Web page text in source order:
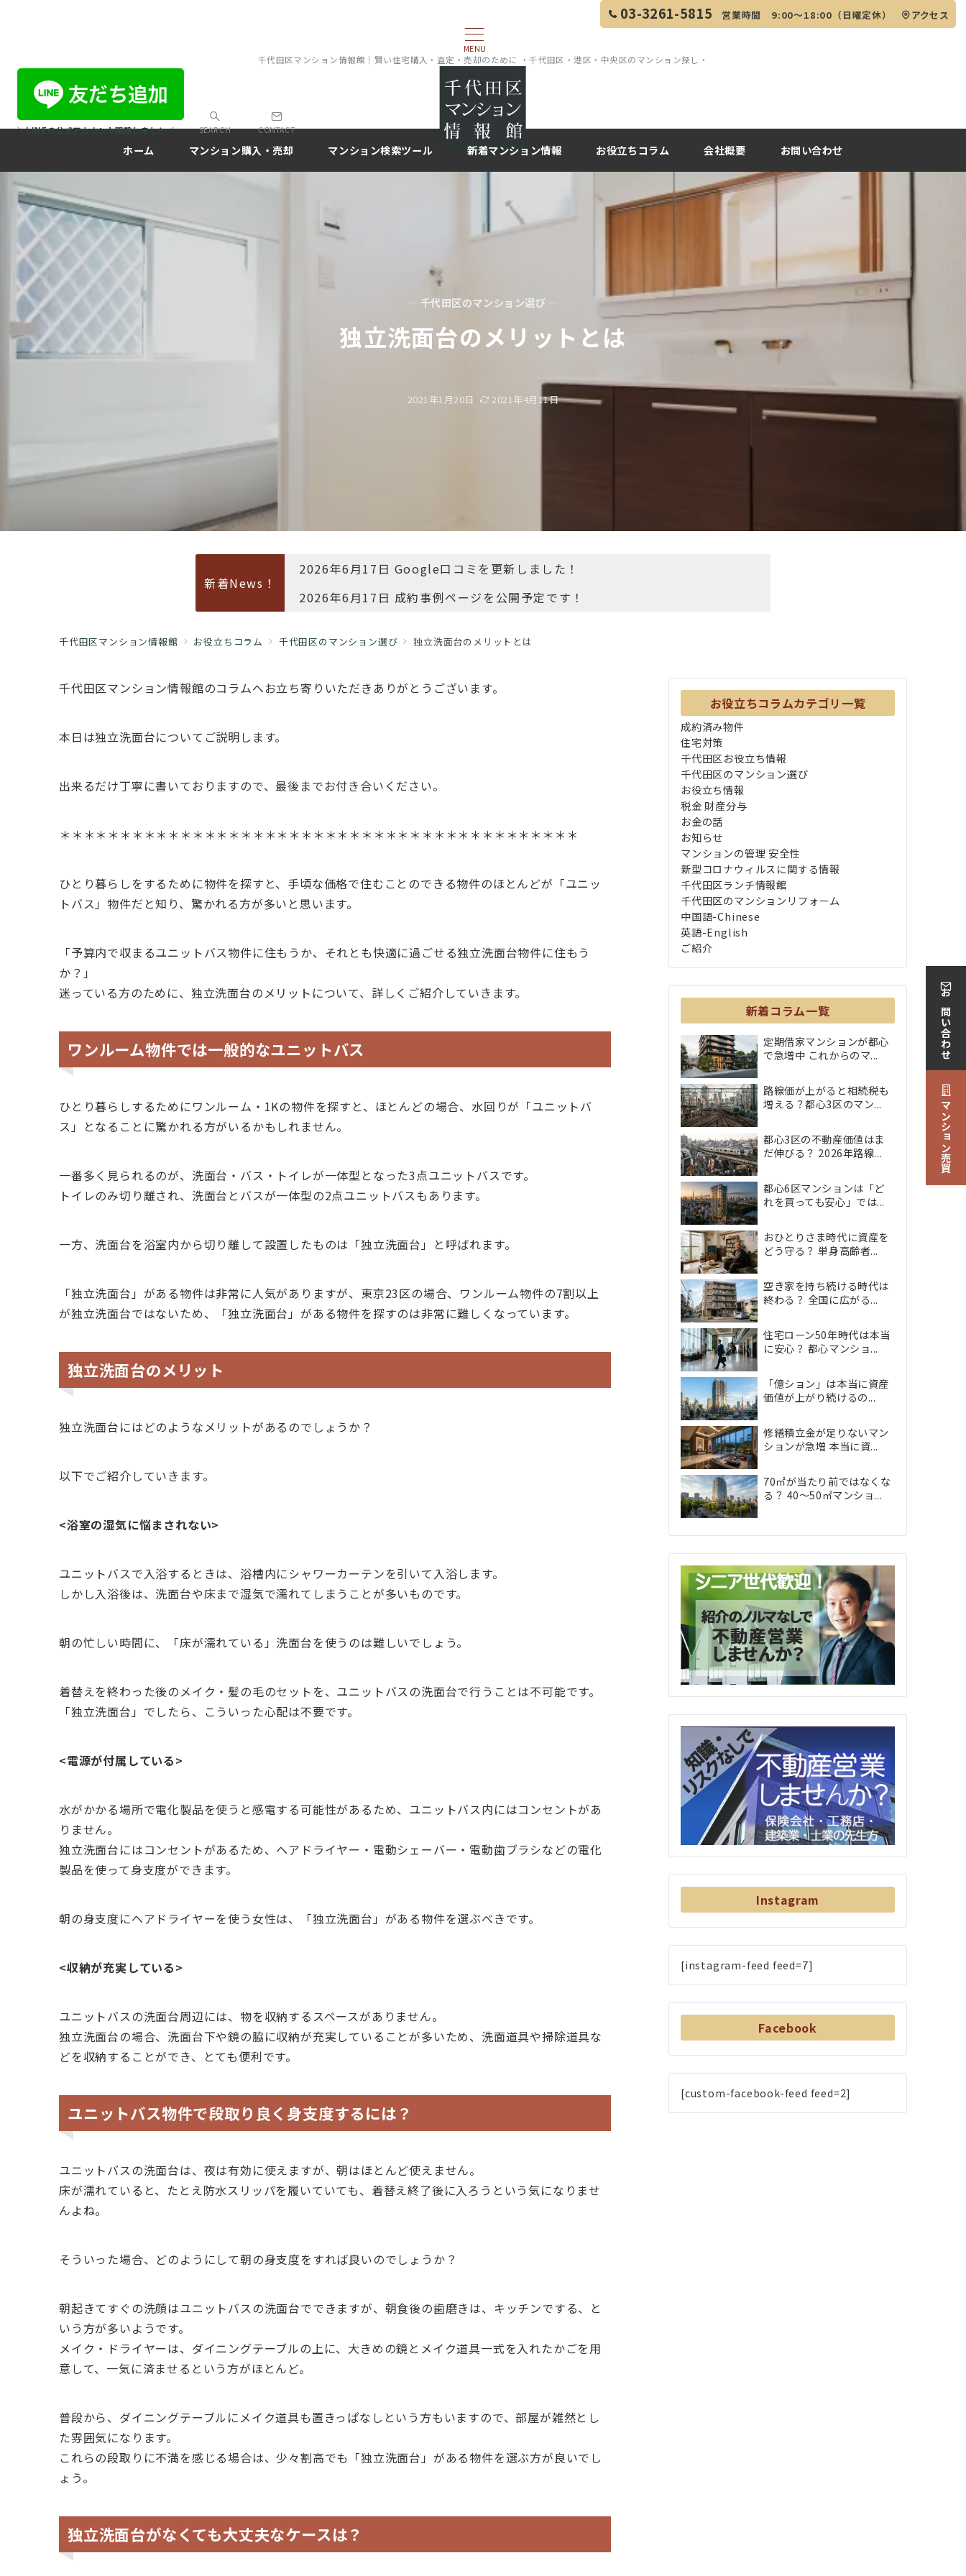
03-3261-5815 営業時間 9:00～18:00（日曜定休） アクセス
MENU
千代田区マンション情報館｜賢い住宅購入・査定・売却のために ・千代田区・港区・中央区のマンション探し・
＼LINEの公式アカウント開設しました／ SEARCH CONTACT
ホーム マンション購入・売却 マンション検索ツール 新着マンション情報 お役立ちコラム 会社概要 お問い合わせ
— 千代田区のマンション選び —
独立洗面台のメリットとは
2021年1月20日 2021年4月11日
新着News！
2026年6月17日 Google口コミを更新しました！
2026年6月17日 成約事例ページを公開予定です！
千代田区マンション情報館 お役立ちコラム 千代田区のマンション選び 独立洗面台のメリットとは
千代田区マンション情報館のコラムへお立ち寄りいただきありがとうございます。
本日は独立洗面台についてご説明します。
出来るだけ丁寧に書いておりますので、最後までお付き合いください。
＊＊＊＊＊＊＊＊＊＊＊＊＊＊＊＊＊＊＊＊＊＊＊＊＊＊＊＊＊＊＊＊＊＊＊＊＊＊＊＊＊＊＊
ひとり暮らしをするために物件を探すと、手頃な価格で住むことのできる物件のほとんどが「ユニッ
トバス」物件だと知り、驚かれる方が多いと思います。
「予算内で収まるユニットバス物件に住もうか、それとも快適に過ごせる独立洗面台物件に住もう
か？」
迷っている方のために、独立洗面台のメリットについて、詳しくご紹介していきます。
ワンルーム物件では一般的なユニットバス
ひとり暮らしするためにワンルーム・1Kの物件を探すと、ほとんどの場合、水回りが「ユニットバ
ス」となることに驚かれる方がいるかもしれません。
一番多く見られるのが、洗面台・バス・トイレが一体型となった3点ユニットバスです。
トイレのみ切り離され、洗面台とバスが一体型の2点ユニットバスもあります。
一方、洗面台を浴室内から切り離して設置したものは「独立洗面台」と呼ばれます。
「独立洗面台」がある物件は非常に人気がありますが、東京23区の場合、ワンルーム物件の7割以上
が独立洗面台ではないため、「独立洗面台」がある物件を探すのは非常に難しくなっています。
独立洗面台のメリット
独立洗面台にはどのようなメリットがあるのでしょうか？
以下でご紹介していきます。
<浴室の湿気に悩まされない>
ユニットバスで入浴するときは、浴槽内にシャワーカーテンを引いて入浴します。
しかし入浴後は、洗面台や床まで湿気で濡れてしまうことが多いものです。
朝の忙しい時間に、「床が濡れている」洗面台を使うのは難しいでしょう。
着替えを終わった後のメイク・髪の毛のセットを、ユニットバスの洗面台で行うことは不可能です。
「独立洗面台」でしたら、こういった心配は不要です。
<電源が付属している>
水がかかる場所で電化製品を使うと感電する可能性があるため、ユニットバス内にはコンセントがあ
りません。
独立洗面台にはコンセントがあるため、ヘアドライヤー・電動シェーバー・電動歯ブラシなどの電化
製品を使って身支度ができます。
朝の身支度にヘアドライヤーを使う女性は、「独立洗面台」がある物件を選ぶべきです。
<収納が充実している>
ユニットバスの洗面台周辺には、物を収納するスペースがありません。
独立洗面台の場合、洗面台下や鏡の脇に収納が充実していることが多いため、洗面道具や掃除道具な
どを収納することができ、とても便利です。
ユニットバス物件で段取り良く身支度するには？
ユニットバスの洗面台は、夜は有効に使えますが、朝はほとんど使えません。
床が濡れていると、たとえ防水スリッパを履いていても、着替え終了後に入ろうという気になりませ
んよね。
そういった場合、どのようにして朝の身支度をすれば良いのでしょうか？
朝起きてすぐの洗顔はユニットバスの洗面台でできますが、朝食後の歯磨きは、キッチンでする、と
いう方が多いようです。
メイク・ドライヤーは、ダイニングテーブルの上に、大きめの鏡とメイク道具一式を入れたかごを用
意して、一気に済ませるという方がほとんど。
普段から、ダイニングテーブルにメイク道具も置きっぱなしという方もいますので、部屋が雑然とし
た雰囲気になります。
これらの段取りに不満を感じる場合は、少々割高でも「独立洗面台」がある物件を選ぶ方が良いでし
ょう。
独立洗面台がなくても大丈夫なケースは？
お役立ちコラムカテゴリ一覧
成約済み物件
住宅対策
千代田区お役立ち情報
千代田区のマンション選び
お役立ち情報
税金 財産分与
お金の話
お知らせ
マンションの管理 安全性
新型コロナウィルスに関する情報
千代田区ランチ情報館
千代田区のマンションリフォーム
中国語-Chinese
英語-English
ご紹介
新着コラム一覧
定期借家マンションが都心
で急増中 これからのマ...
路線価が上がると相続税も
増える？都心3区のマン...
都心3区の不動産価値はま
だ伸びる？ 2026年路線...
都心6区マンションは「ど
れを買っても安心」では...
おひとりさま時代に資産を
どう守る？ 単身高齢者...
空き家を持ち続ける時代は
終わる？ 全国に広がる...
住宅ローン50年時代は本当
に安心？ 都心マンショ...
「億ション」は本当に資産
価値が上がり続けるの...
修繕積立金が足りないマン
ションが急増 本当に資...
70㎡が当たり前ではなくな
る？ 40〜50㎡マンショ...
Instagram
[instagram-feed feed=7]
Facebook
[custom-facebook-feed feed=2]
お問い合わせ
マンション売買